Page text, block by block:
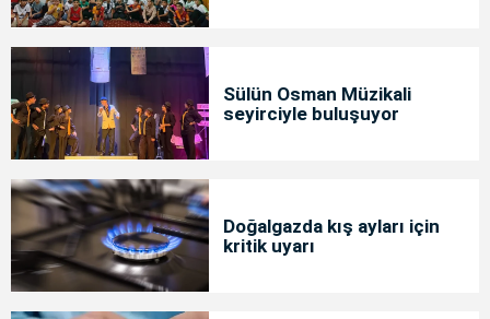
Sülün Osman Müzikali
seyirciyle buluşuyor
Doğalgazda kış ayları için
kritik uyarı